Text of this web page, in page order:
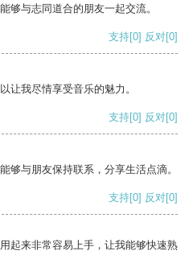
够与志同道合的朋友一起交流。
支持[0] 反对[0]
让我尽情享受音乐的魅力。
支持[0] 反对[0]
够与朋友保持联系，分享生活点滴。
支持[0] 反对[0]
起来非常容易上手，让我能够快速熟